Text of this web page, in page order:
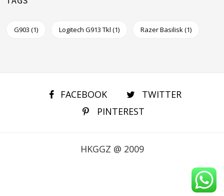
G903 (1) Logitech G913 Tkl (1) Razer Basilisk(1)
FACEBOOK
TWITTER
PINTEREST
HKGGZ @ 2009